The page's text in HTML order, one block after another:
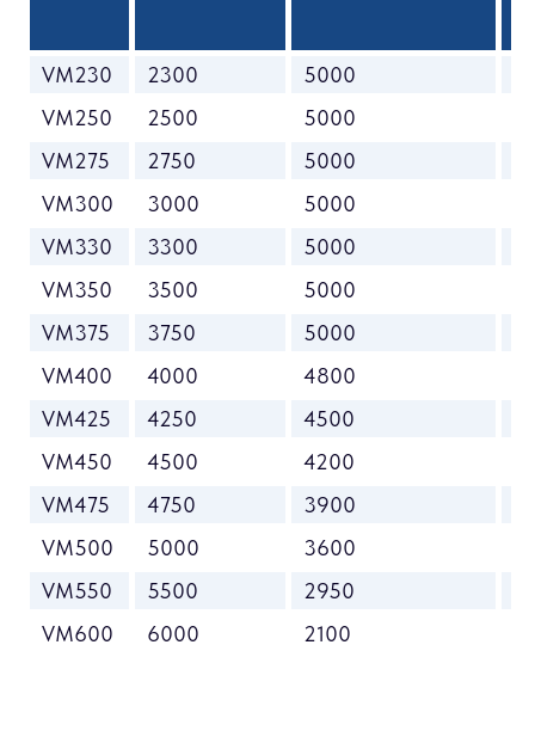
VM230 2300 5000
VM250
2500 5000
VM275
2750 5000
VM300
3000 5000
VM330
3300 5000
VM350
3500 5000
VM375
3750 5000
VM400
4000 4800
VM425
4250 4500
VM450
4500 4200
VM475
4750 3900
VM500
5000 3600
VM550
5500 2950
VM600
6000 2100